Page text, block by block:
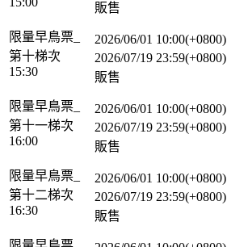
販售
限量早鳥票_
第十梯次
15:30
2026/06/01 10:00(+0800)
2026/07/19 23:59(+0800)
販售
限量早鳥票_
第十一梯次
16:00
2026/06/01 10:00(+0800)
2026/07/19 23:59(+0800)
販售
限量早鳥票_
第十二梯次
16:30
2026/06/01 10:00(+0800)
2026/07/19 23:59(+0800)
販售